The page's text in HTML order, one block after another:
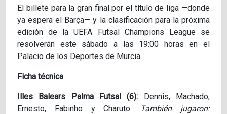
El billete para la gran final por el título de liga —donde
ya espera el Barça— y la clasificación para la próxima
edición de la UEFA Futsal Champions League se
resolverán este sábado a las 19:00 horas en el
Palacio de los Deportes de Murcia.
Ficha técnica
Illes Balears Palma Futsal (6): Dennis, Machado,
Ernesto, Fabinho y Charuto.
También jugaron: